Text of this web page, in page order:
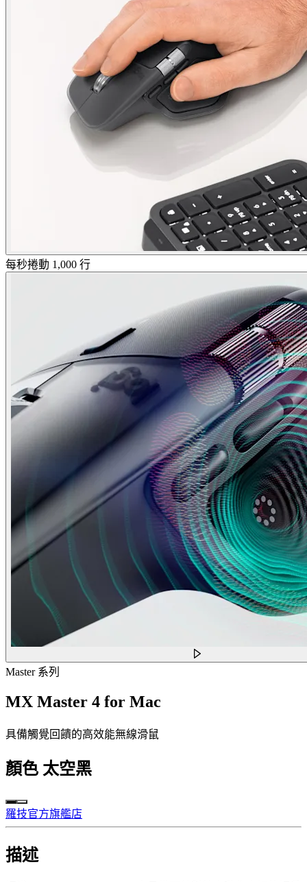
每秒捲動 1,000 行
Master 系列
MX Master 4 for Mac
具備觸覺回饋的高效能無線滑鼠
顏色 太空黑
羅技官方旗艦店
描述